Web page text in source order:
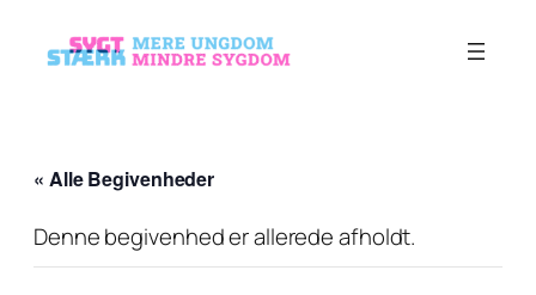
« Alle Begivenheder
Denne begivenhed er allerede afholdt.